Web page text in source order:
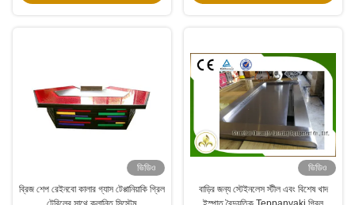
ভিডিও
ব্রিজ শেপ রেইনবো কালার গ্যাস টেপ্পানিয়াকি গ্রিল
ভিডিও
বাড়ির জন্য স্টেইনলেস স্টীল এবং বিশেষ খাদ